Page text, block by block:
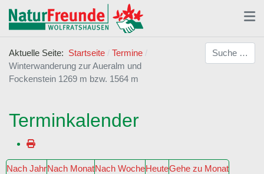
Aktuelle Seite: Startseite
Termine
Winterwanderung zur Aueralm und
Fockenstein 1269 m bzw. 1564 m
Suchen
Terminkalender
Nach JahrNach MonatNach WocheHeuteGehe zu Monat